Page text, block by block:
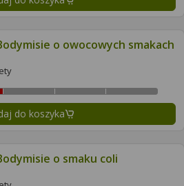
o owocowych smakach
do koszyka
o smaku coli